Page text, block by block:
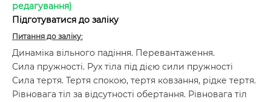
редагування)
Підготуватися до заліку
Питання до заліку:
Динаміка вільного падіння. Перевантаження.
Сила пружності. Рух тіла під дією сили пружності
Сила тертя. Тертя спокою, тертя ковзання, рідке тертя.
Рівновага тіл за відсутності обертання. Рівновага тіл